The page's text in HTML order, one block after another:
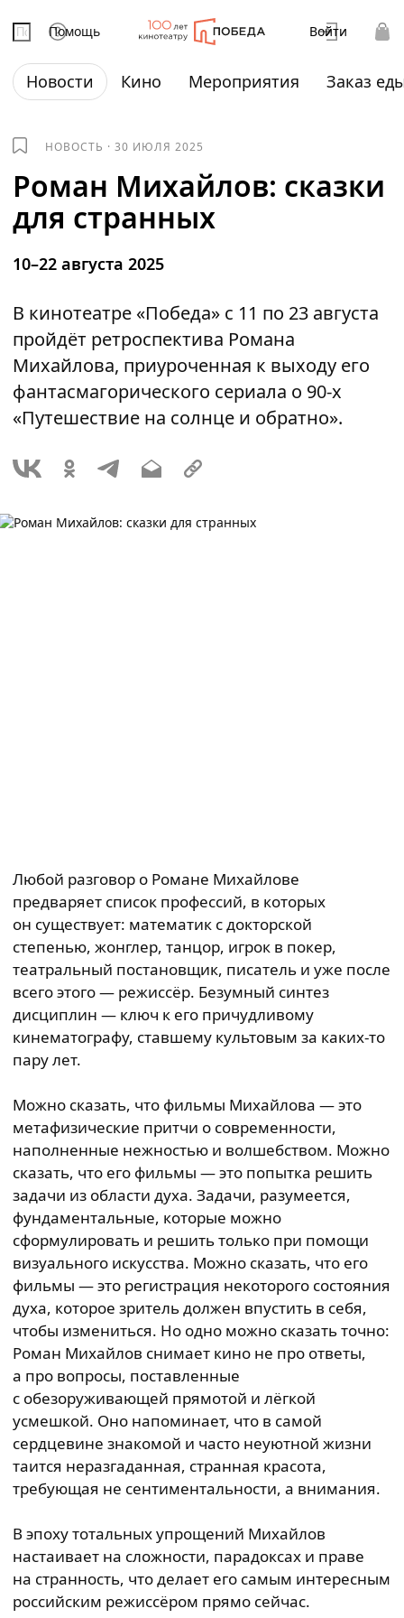
Помощь Войти
Новости Кино Мероприятия Заказ
НОВОСТЬ ·30 ИЮЛЯ 2025
Роман Михайлов: сказки
для странных
10–22 августа 2025
В кинотеатре «Победа» с 11 по 23 августа
пройдёт ретроспектива Романа
Михайлова, приуроченная к выходу его
фантасмагорического сериала о 90-х
«Путешествие на солнце и обратно».
Любой разговор о Романе Михайлове
предваряет список профессий, в которых
он существует: математик с докторской
степенью, жонглер, танцор, игрок в покер,
театральный постановщик, писатель и уже после
всего этого — режиссёр. Безумный синтез
дисциплин — ключ к его причудливому
кинематографу, ставшему культовым за каких-то
пару лет.
Можно сказать, что фильмы Михайлова — это
метафизические притчи о современности,
наполненные нежностью и волшебством. Можно
сказать, что его фильмы — это попытка решить
задачи из области духа. Задачи, разумеется,
фундаментальные, которые можно
сформулировать и решить только при помощи
визуального искусства. Можно сказать, что его
фильмы — это регистрация некоторого состояния
духа, которое зритель должен впустить в себя,
чтобы измениться. Но одно можно сказать точно:
Роман Михайлов снимает кино не про ответы,
а про вопросы, поставленные
с обезоруживающей прямотой и лёгкой
усмешкой. Оно напоминает, что в самой
сердцевине знакомой и часто неуютной жизни
таится неразгаданная, странная красота,
требующая не сентиментальности, а внимания.
В эпоху тотальных упрощений Михайлов
настаивает на сложности, парадоксах и праве
на странность, что делает его самым интересным
российским режиссёром прямо сейчас.